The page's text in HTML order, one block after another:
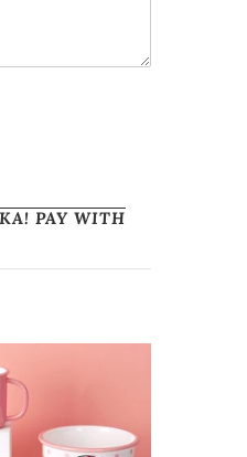
PAY WITH